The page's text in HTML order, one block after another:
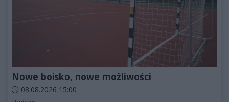
Nowe boisko, nowe możliwości
Data dodania artykułu:
08.08.2026 15:00